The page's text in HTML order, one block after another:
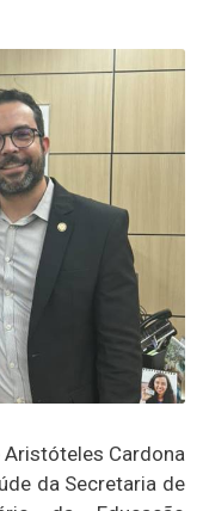
Cardona
da Secretaria de